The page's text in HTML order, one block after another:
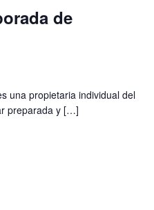
de
una propietaria individual del
preparada y […]